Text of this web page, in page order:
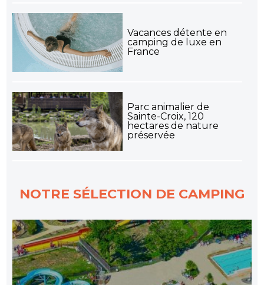
Vacances détente en
camping de luxe en
France
Parc animalier de
Sainte-Croix, 120
hectares de nature
préservée
NOTRE SÉLECTION DE CAMPING